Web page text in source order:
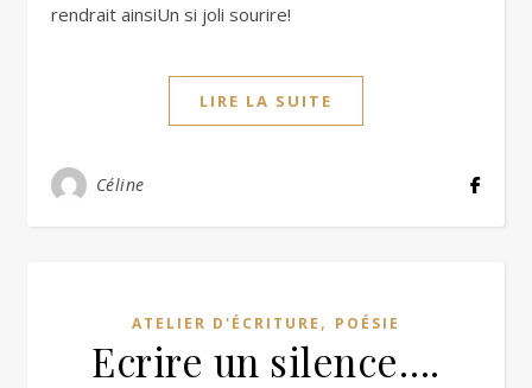
rendrait ainsiUn si joli sourire!
LIRE LA SUITE
Céline
ATELIER D'ÉCRITURE , POÉSIE
Ecrire un silence….